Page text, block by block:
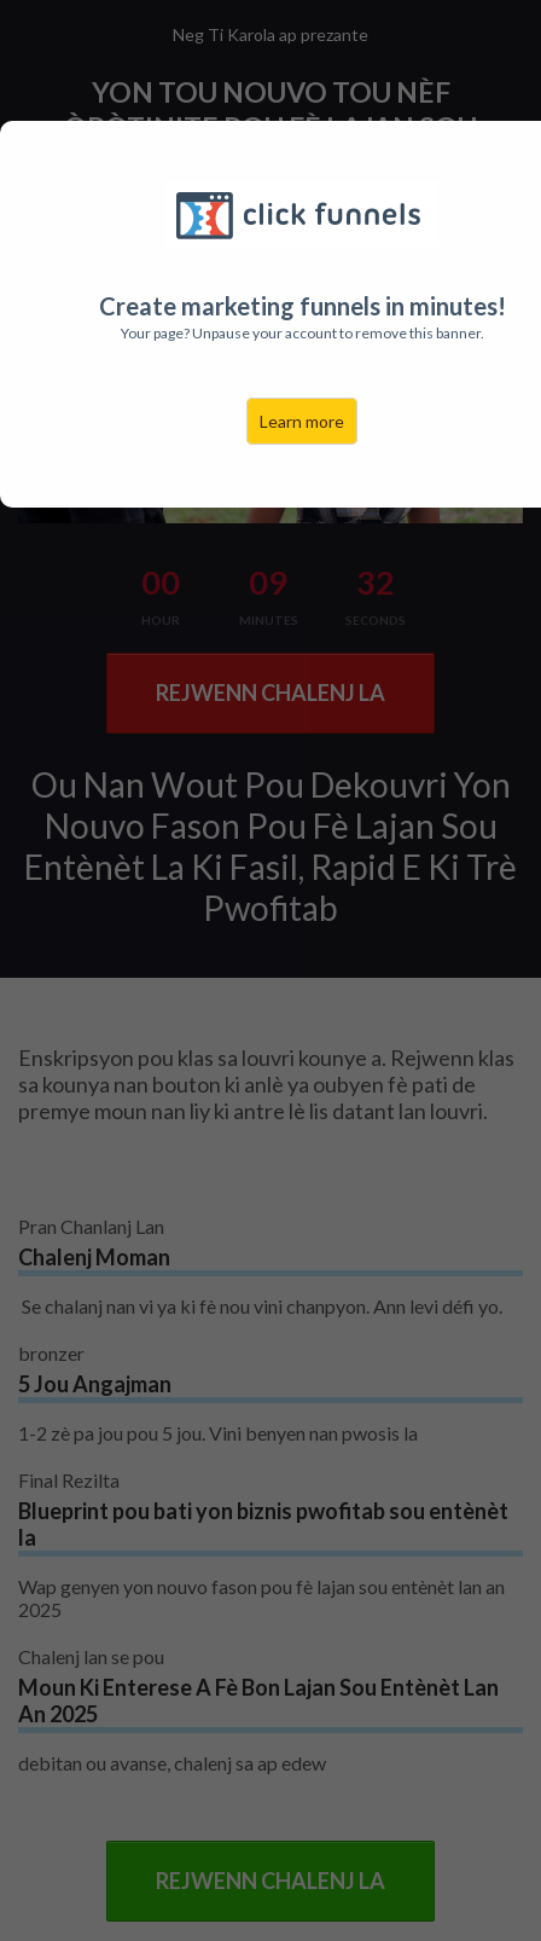
Create marketing funnels in minutes!
Your page? Unpause your account to remove this banner.
Learn more
Neg Ti Karola ap prezante
YON TOU NOUVO TOU NÈF
ÒPÒTINITE POU FÈ LAJAN SOU
DATE : ( 17 NOV- 21 NOV )
00
HOUR
09
MINUTES
31
SECONDS
REJWENN CHALENJ LA
Ou Nan Wout Pou Dekouvri Yon
Nouvo Fason Pou Fè Lajan Sou
Entènèt La Ki Fasil, Rapid E Ki Trè
Pwofitab
Enskripsyon pou klas sa louvri kounye a. Rejwenn klas
sa kounya nan bouton ki anlè ya oubyen fè pati de
premye moun nan liy ki antre lè lis datant lan louvri.
Pran Chanlanj Lan
Chalenj Moman
Se chalanj nan vi ya ki fè nou vini chanpyon. Ann levi défi yo.
bronzer
5 Jou Angajman
1-2 zè pa jou pou 5 jou.Vini benyen nan pwosis la
Final Rezilta
Blueprint pou bati yon biznis pwofitab sou entènèt
la
Wap genyen yon nouvo fason pou fè lajan sou entènèt lan an
2025
Chalenj lan se pou
Moun Ki Enterese A Fè Bon Lajan Sou Entènèt Lan
An 2025
debitan ou avanse, chalenj sa ap edew
REJWENN CHALENJ LA